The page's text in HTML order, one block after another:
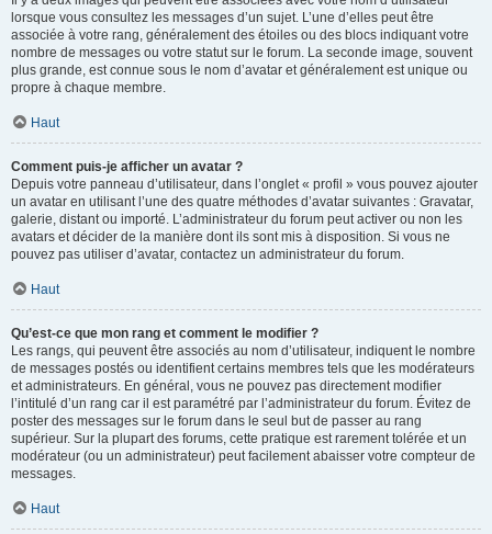
lorsque vous consultez les messages d’un sujet. L’une d’elles peut être
associée à votre rang, généralement des étoiles ou des blocs indiquant votre
nombre de messages ou votre statut sur le forum. La seconde image, souvent
plus grande, est connue sous le nom d’avatar et généralement est unique ou
propre à chaque membre.
Haut
Comment puis-je afficher un avatar ?
Depuis votre panneau d’utilisateur, dans l’onglet « profil » vous pouvez ajouter
un avatar en utilisant l’une des quatre méthodes d’avatar suivantes : Gravatar,
galerie, distant ou importé. L’administrateur du forum peut activer ou non les
avatars et décider de la manière dont ils sont mis à disposition. Si vous ne
pouvez pas utiliser d’avatar, contactez un administrateur du forum.
Haut
Qu’est-ce que mon rang et comment le modifier ?
Les rangs, qui peuvent être associés au nom d’utilisateur, indiquent le nombre
de messages postés ou identifient certains membres tels que les modérateurs
et administrateurs. En général, vous ne pouvez pas directement modifier
l’intitulé d’un rang car il est paramétré par l’administrateur du forum. Évitez de
poster des messages sur le forum dans le seul but de passer au rang
supérieur. Sur la plupart des forums, cette pratique est rarement tolérée et un
modérateur (ou un administrateur) peut facilement abaisser votre compteur de
messages.
Haut